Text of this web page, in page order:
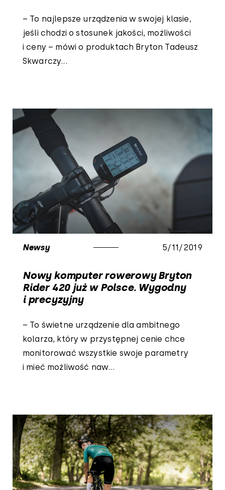
– To najlepsze urządzenia w swojej klasie,
jeśli chodzi o stosunek jakości, możliwości
i ceny – mówi o produktach Bryton Tadeusz
Skwarczy...
Newsy 5/11/2019
Nowy komputer rowerowy Bryton
Rider 420 już w Polsce. Wygodny
i precyzyjny
– To świetne urządzenie dla ambitnego
kolarza, który w przystępnej cenie chce
monitorować wszystkie swoje parametry
i mieć możliwość naw...